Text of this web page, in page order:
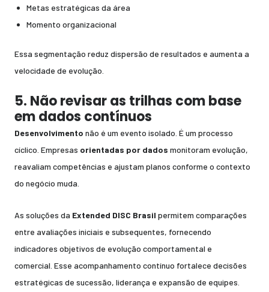
Metas estratégicas da área
Momento organizacional
Essa segmentação reduz dispersão de resultados e aumenta a
velocidade de evolução.
5. Não revisar as trilhas com base
em dados contínuos
Desenvolvimento não é um evento isolado. É um processo
cíclico. Empresas orientadas por dados monitoram evolução,
reavaliam competências e ajustam planos conforme o contexto
do negócio muda.
As soluções da Extended DISC Brasil permitem comparações
entre avaliações iniciais e subsequentes, fornecendo
indicadores objetivos de evolução comportamental e
comercial. Esse acompanhamento contínuo fortalece decisões
estratégicas de sucessão, liderança e expansão de equipes.